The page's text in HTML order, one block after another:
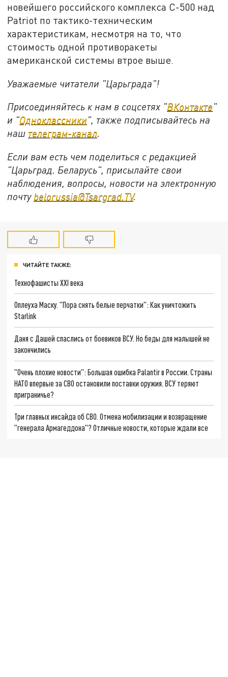
новейшего российского комплекса С-500 над
Patriot по тактико-техническим
характеристикам, несмотря на то, что
стоимость одной противоракеты
американской системы втрое выше.
Уважаемые читатели "Царьграда"!
Присоединяйтесь к нам в соцсетях "ВКонтакте"
и "Одноклассники", также подписывайтесь на
наш телеграм-канал.
Если вам есть чем поделиться с редакцией
"Царьград. Беларусь", присылайте свои
наблюдения, вопросы, новости на электронную
почту belorussia@Tsargrad.TV.
ЧИТАЙТЕ ТАКЖЕ:
Технофашисты XXI века
Оплеуха Маску. "Пора снять белые перчатки": Как уничтожить
Starlink
Даня с Дашей спаслись от боевиков ВСУ. Но беды для малышей не
закончились
"Очень плохие новости": Большая ошибка Palantir в России. Страны
НАТО впервые за СВО остановили поставки оружия. ВСУ теряют
приграничье?
Три главных инсайда об СВО. Отмена мобилизации и возвращение
"генерала Армагеддона"? Отличные новости, которые ждали все